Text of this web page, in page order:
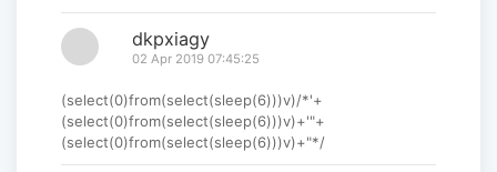
dkpxiagy
02 Apr 2019 07:45:25
(select(0)from(select(sleep(6)))v)/*'+
(select(0)from(select(sleep(6)))v)+'"+
(select(0)from(select(sleep(6)))v)+"*/